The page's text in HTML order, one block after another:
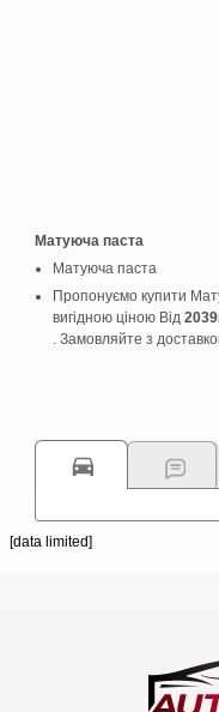
Матуюча паста
Матуюча паста
Пропонуємо купити
вигідною ціною Від 2039
. Замовляйте з
[data limited]